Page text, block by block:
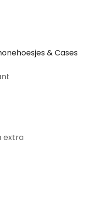
& Cases
extra